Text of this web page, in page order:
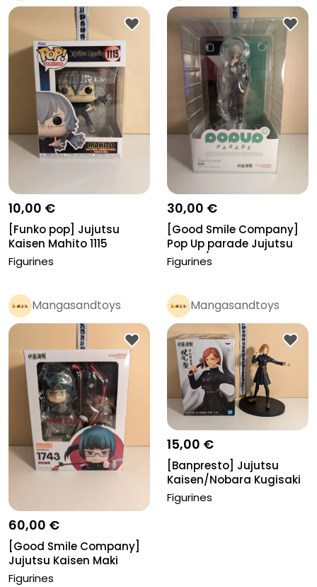
Pro
10,00 €
[Funko pop] Jujutsu
Kaisen Mahito 1115
Figurines
Pro
30,00 €
[Good Smile Company]
Pop Up parade Jujutsu
Kaisen/...
Figurines
Mangasandtoys
Pro
60,00 €
[Good Smile Company]
Jujutsu Kaisen Maki
Zenin
Figurines
Mangasandtoys
Pro
15,00 €
[Banpresto] Jujutsu
Kaisen/Nobara Kugisaki
Figurines